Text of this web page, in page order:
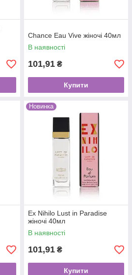
Chance Eau Vive жіночі 40мл
В наявності
101,91 ₴
Купити
Новинка
Ex Nihilo Lust in Paradise
жіночі 40мл
В наявності
101,91 ₴
Купити